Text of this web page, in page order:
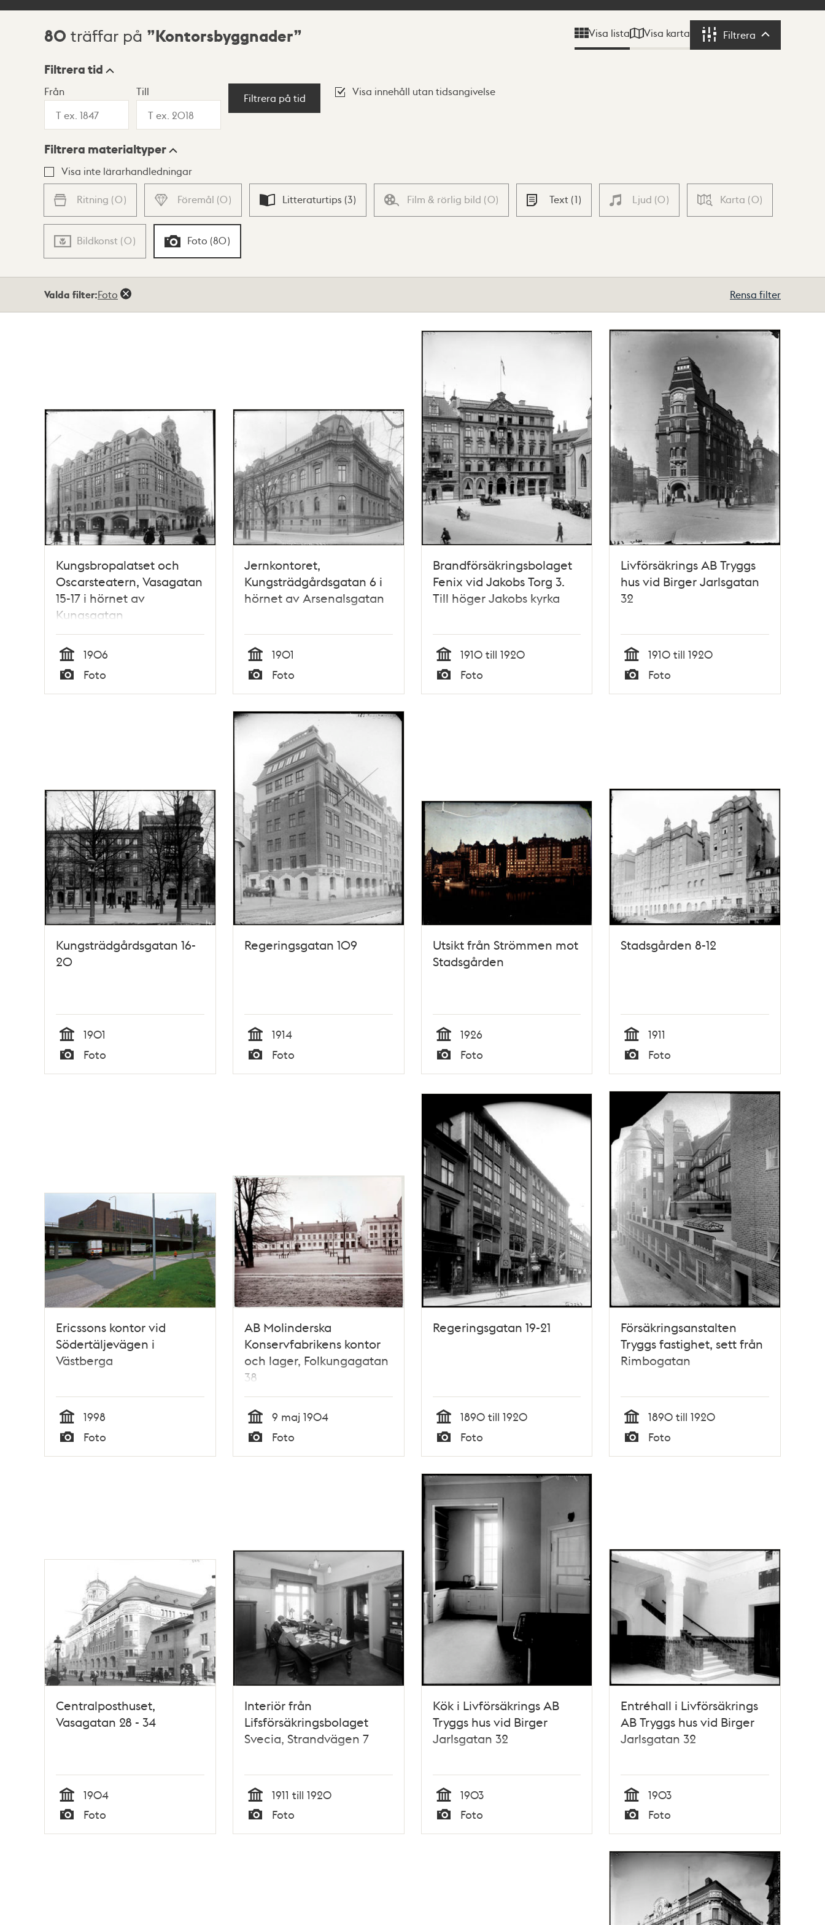
Sökresultat
80 träffar på Kontorsbyggnader Visa lista Visa karta Filtrera Filtrera
Visningsläge
Lista Karta
Filtrera tid
Från Till
Filtrera på tid
Visa innehåll utan tidsangivelse
Filtrera materialtyper
Visa inte lärarhandledningar
Ritning (0) Föremål (0) Litteraturtips (3) Film & rörlig bild (0) Text (1) Ljud (0) Karta (0)
Bildkonst (0) Foto (80)
Valda filter:Foto Rensa filter
Kungsbropalatset och
Oscarsteatern, Vasagatan
15-17 i hörnet av
Kungsgatan
Tid
1906
Typ
Foto
Jernkontoret,
Kungsträdgårdsgatan 6 i
hörnet av Arsenalsgatan
Tid
1901
Typ
Foto
Brandförsäkringsbolaget
Fenix vid Jakobs Torg 3.
Till höger Jakobs kyrka
Tid
1910 till 1920
Typ
Foto
Livförsäkrings AB Tryggs
hus vid Birger Jarlsgatan
32
Tid
1910 till 1920
Typ
Foto
Kungsträdgårdsgatan 16-
20
Tid
1901
Typ
Foto
Regeringsgatan 109
Tid
1914
Typ
Foto
Utsikt från Strömmen mot
Stadsgården
Tid
1926
Typ
Foto
Stadsgården 8-12
Tid
1911
Typ
Foto
Ericssons kontor vid
Södertäljevägen i
Västberga
Tid
1998
Foto
AB Molinderska
Konservfabrikens kontor
och lager, Folkungagatan
38
Tid
9 maj 1904
Foto
Regeringsgatan 19-21
Tid
1890 till 1920
Foto
Försäkringsanstalten
Tryggs fastighet, sett från
Rimbogatan
Tid
1890 till 1920
Foto
Centralposthuset,
Vasagatan 28 - 34
Tid
1904
Typ
Foto
Interiör från
Lifsförsäkringsbolaget
Svecia, Strandvägen 7
Tid
1911 till 1920
Typ
Foto
Kök i Livförsäkrings AB
Tryggs hus vid Birger
Jarlsgatan 32
Tid
1903
Typ
Foto
Entréhall i Livförsäkrings
AB Tryggs hus vid Birger
Jarlsgatan 32
Tid
1903
Typ
Foto